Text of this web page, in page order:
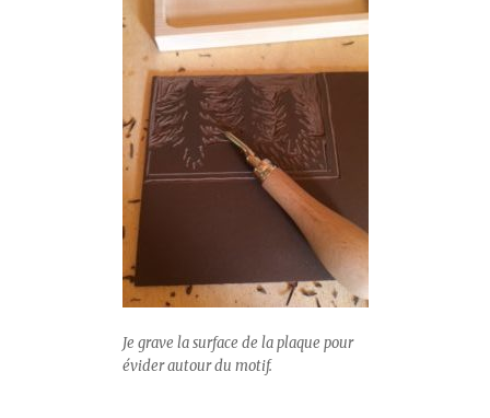
Je grave la surface de la plaque pour
évider autour du motif.